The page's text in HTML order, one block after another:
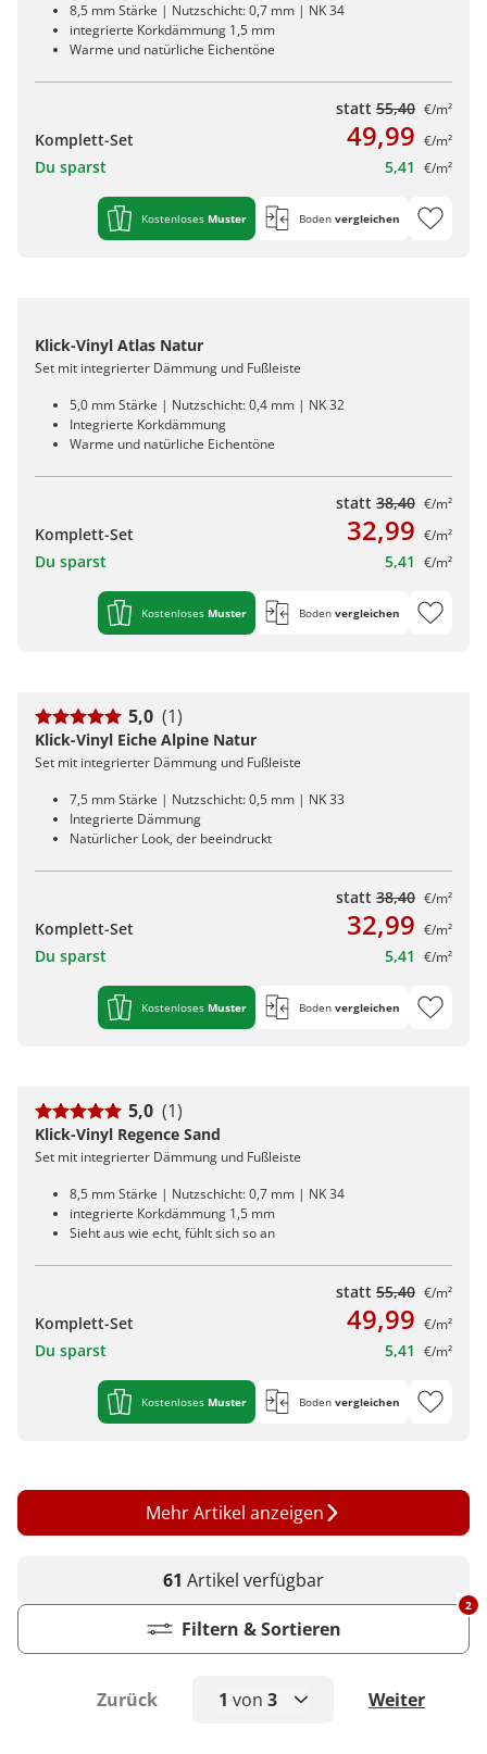
8,5 mm Stärke | Nutzschicht: 0,7 mm | NK 34
integrierte Korkdämmung 1,5 mm
Warme und natürliche Eichentöne
statt 55,40 €/m²
Komplett-Set 49,99 €/m²
Du sparst 5,41 €/m²
Kostenloses Muster Boden vergleichen
Klick-Vinyl Atlas Natur
Set mit integrierter Dämmung und Fußleiste
5,0 mm Stärke | Nutzschicht: 0,4 mm | NK 32
Integrierte Korkdämmung
Warme und natürliche Eichentöne
statt 38,40 €/m²
Komplett-Set 32,99 €/m²
Du sparst 5,41 €/m²
Kostenloses Muster Boden vergleichen
5,0 (1)
Klick-Vinyl Eiche Alpine Natur
Set mit integrierter Dämmung und Fußleiste
7,5 mm Stärke | Nutzschicht: 0,5 mm | NK 33
Integrierte Dämmung
Natürlicher Look, der beeindruckt
statt 38,40 €/m²
Komplett-Set 32,99 €/m²
Du sparst 5,41 €/m²
Kostenloses Muster Boden vergleichen
5,0 (1)
Klick-Vinyl Regence Sand
Set mit integrierter Dämmung und Fußleiste
8,5 mm Stärke | Nutzschicht: 0,7 mm | NK 34
integrierte Korkdämmung 1,5 mm
Sieht aus wie echt, fühlt sich so an
statt 55,40 €/m²
Komplett-Set 49,99 €/m²
Du sparst 5,41 €/m²
Kostenloses Muster Boden vergleichen
Mehr Artikel anzeigen
61 Artikel verfügbar
Zurück 1 von 3 Weiter
Filtern & Sortieren
2